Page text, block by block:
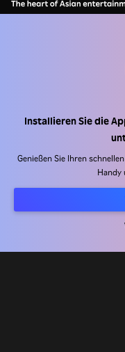
Installieren Sie die
Genießen Sie Ihren
Werbefachkräfte
Nutzungsbedingungen